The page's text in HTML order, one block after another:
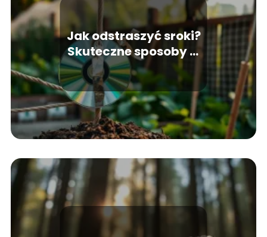
Jak odstraszyć sroki?
Skuteczne sposoby w
ogrodzie